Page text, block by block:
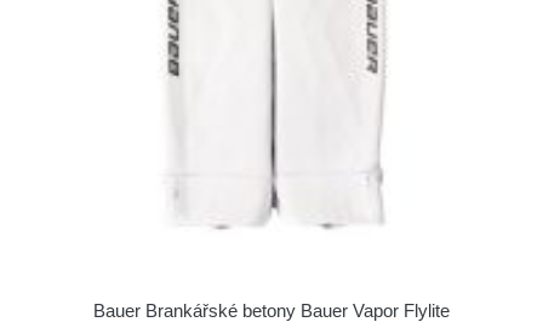
Bauer Brankářské betony Bauer Vapor Flylite